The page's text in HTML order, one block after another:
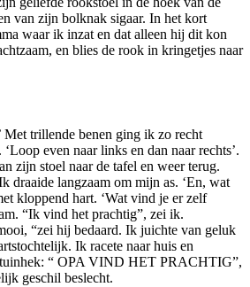
van zijn bolknak sigaar. In het kort
waar ik inzat en dat alleen hij dit kon
en blies de rook in kringetjes naar
Met trillende benen ging ik zo recht
even naar links en dan naar rechts’.
zijn stoel naar de tafel en weer terug.
draaide langzaam om mijn as. ‘En, wat
kloppend hart. ‘Wat vind je er zelf
“Ik vind het prachtig”, zei ik.
“zei hij bedaard. Ik juichte van geluk
Ik racete naar huis en
tuinhek: “ OPA VIND HET PRACHTIG”,
geschil beslecht.